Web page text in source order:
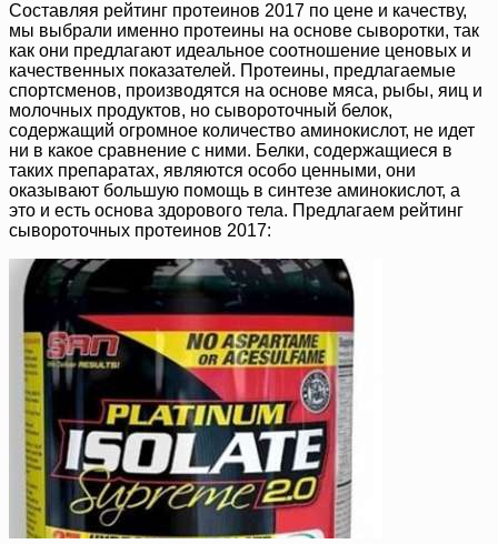
Составляя рейтинг протеинов 2017 по цене и качеству,
мы выбрали именно протеины на основе сыворотки, так
как они предлагают идеальное соотношение ценовых и
качественных показателей. Протеины, предлагаемые
спортсменов, производятся на основе мяса, рыбы, яиц и
молочных продуктов, но сывороточный белок,
содержащий огромное количество аминокислот, не идет
ни в какое сравнение с ними. Белки, содержащиеся в
таких препаратах, являются особо ценными, они
оказывают большую помощь в синтезе аминокислот, а
это и есть основа здорового тела. Предлагаем рейтинг
сывороточных протеинов 2017: